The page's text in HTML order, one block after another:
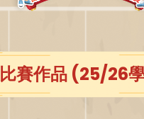
比賽作品 (25/26